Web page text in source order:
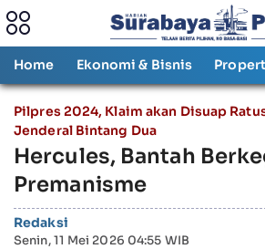
Home Ekonomi & Bisnis
Pilpres 2024, Klaim akan Disuap
Jenderal Bintang Dua
Hercules, Bantah
Premanisme
Redaksi
Senin, 11 Mei 2026 04:55 WIB